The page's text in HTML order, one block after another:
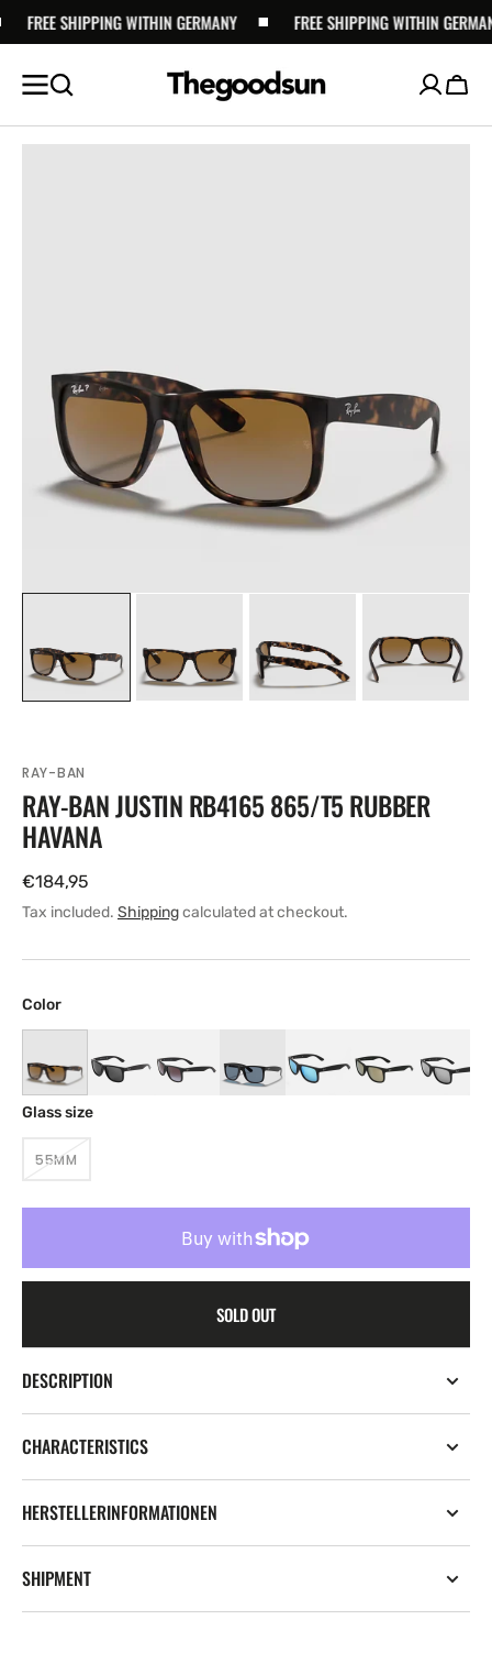
SKIP TO
CONTENT
SHIPPING WITHIN GERMANY FREE SHIPPING WITHIN GERMANY
Cart
RAY-BAN
RAY-BAN JUSTIN RB4165 865/T5 RUBBER
HAVANA
Regular
price
€184,95
Tax included. Shippingcalculated at checkout.
Color
Glass size
55MMVARIANT
OUT
SOLD OUT
DESCRIPTION
CHARACTERISTICS
HERSTELLERINFORMATIONEN
SHIPMENT
featured
in